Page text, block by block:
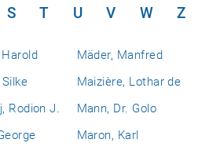
S T U V W Z
Mäder, Manfred
Maizière, Lothar de
Rodion J.
Mann, Dr. Golo
Maron, Karl